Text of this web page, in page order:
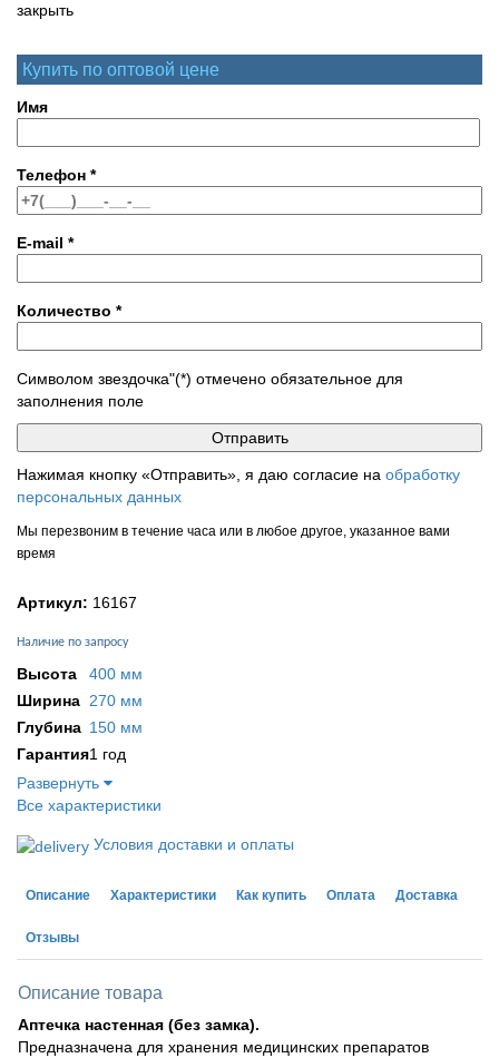
закрыть
Купить по оптовой цене
Имя
Телефон *
E-mail *
Количество *
Символом звездочка"(*) отмечено обязательное для
заполнения поле
Нажимая кнопку «Отправить», я даю согласие на обработку
персональных данных
Мы перезвоним в течение часа или в любое другое, указанное вами
время
Артикул: 16167
Наличие по запросу
Высота
400 мм
Ширина 270 мм
Глубина 150 мм
Гарантия1 год
Развернуть
Все характеристики
Условия доставки и оплаты
Описание Характеристики Как купить Оплата Доставка
Отзывы
Описание товара
Аптечка настенная (без замка).
Предназначена для хранения медицинских препаратов